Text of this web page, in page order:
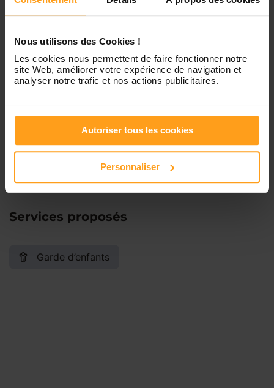
Nous utilisons des Cookies !
Les cookies nous permettent de faire fonctionner notre
site Web, améliorer votre expérience de navigation et
analyser notre trafic et nos actions publicitaires.
Autoriser tous les cookies
Personnaliser
Mercredi Disponible de 00:00 à 00:30
Jeudi Disponible de 00:00 à 00:00
Vendredi Disponible de 00:00 à 00:00
Samedi Disponible de 00:00 à 00:00
Contactez-nous
Services proposés
Garde d’enfants